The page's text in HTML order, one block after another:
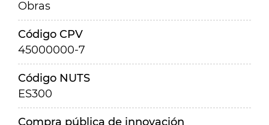
Obras
Código CPV
45000000-7
Código NUTS
ES300
Compra pública de innovación